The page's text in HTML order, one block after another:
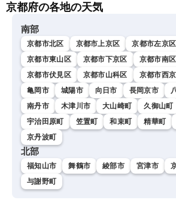
京都府の各地の天気
南部
京都市北区 京都市上京区 京都市左京区
京都市東山区
京都市下京区 京都市南区
京都市伏見区
京都市山科区 京都市西
亀岡市
城陽市 向日市 長岡京市
南丹市
木津川市 大山崎町 久御山町
宇治田原町
笠置町 和束町 精華町
京丹波町
北部
福知山市 舞鶴市 綾部市 宮津市
与謝野町